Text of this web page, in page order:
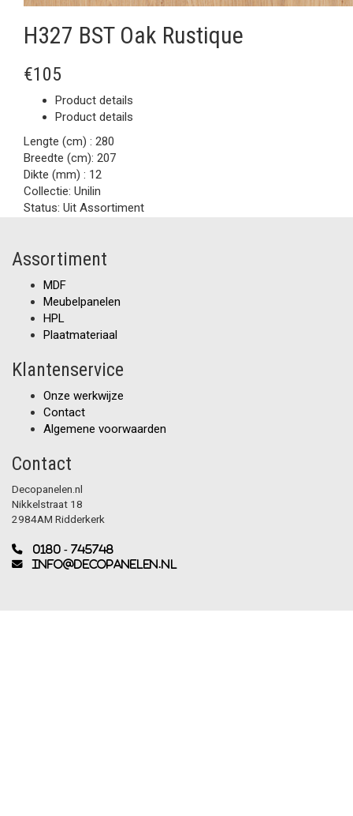
H327 BST Oak Rustique
€105
Product details
Product details
Lengte (cm) : 280
Breedte (cm): 207
Dikte (mm) : 12
Collectie: Unilin
Status: Uit Assortiment
Assortiment
MDF
Meubelpanelen
HPL
Plaatmateriaal
Klantenservice
Onze werkwijze
Contact
Algemene voorwaarden
Contact
Decopanelen.nl
Nikkelstraat 18
2984AM Ridderkerk
0180 - 745748
info@decopanelen.nl